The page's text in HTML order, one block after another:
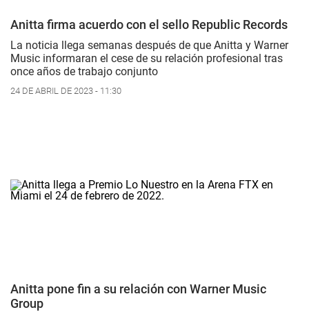
Anitta firma acuerdo con el sello Republic Records
La noticia llega semanas después de que Anitta y Warner
Music informaran el cese de su relación profesional tras
once años de trabajo conjunto
24 DE ABRIL DE 2023 - 11:30
Anitta pone fin a su relación con Warner Music
Group